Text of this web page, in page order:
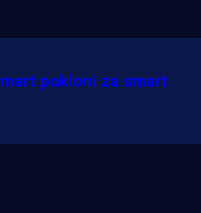
pokloni za smart